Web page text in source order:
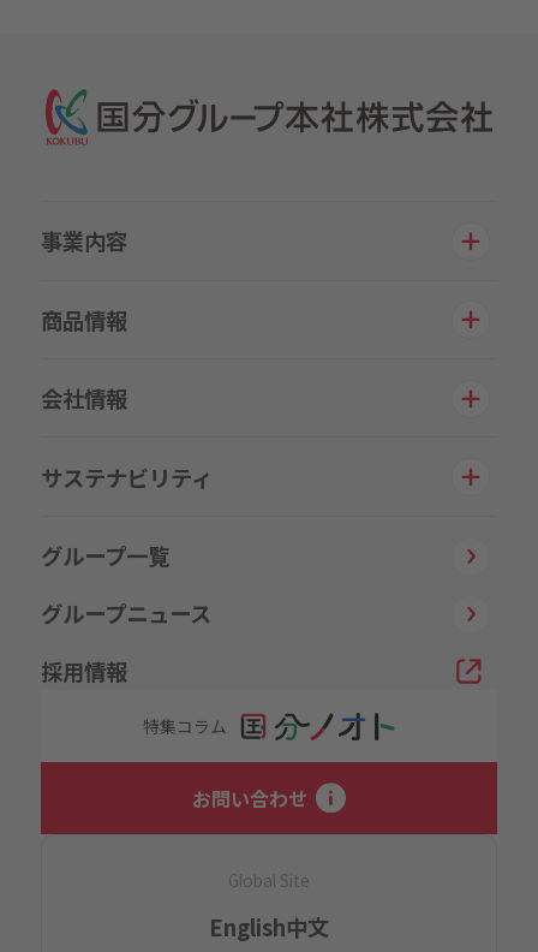
事業内容
商品情報
会社情報
サステナビリティ
グループ一覧
グループニュース
採用情報
特集コラム
お問い合わせ
Global Site
English中文